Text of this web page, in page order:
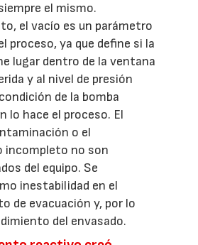
el mismo.
el vacío es un parámetro
proceso, ya que define si la
lugar dentro de la ventana
y al nivel de presión
de la bomba
lo hace el proceso. El
o el
incompleto no son
del equipo. Se
inestabilidad en el
de evacuación y, por lo
del envasado.